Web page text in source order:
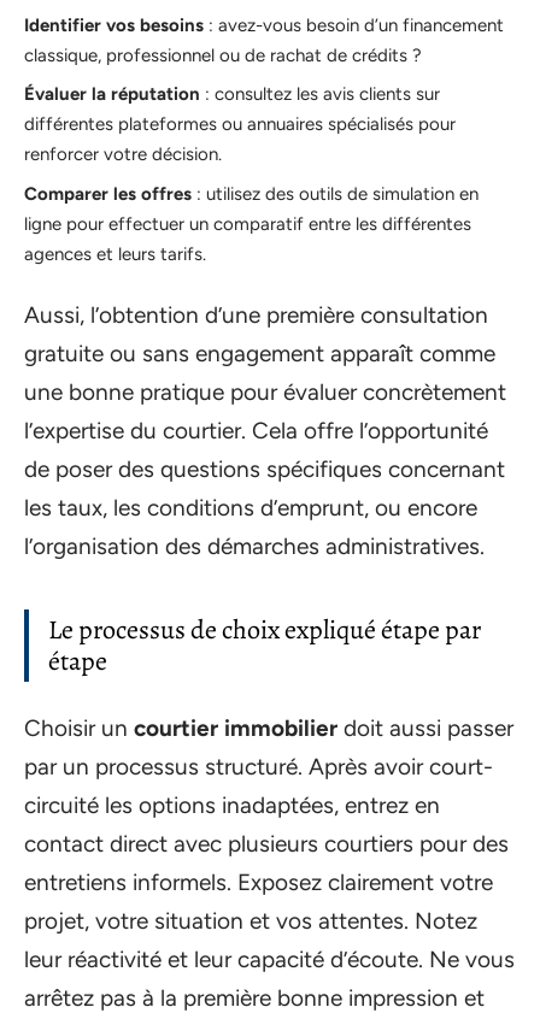
Identifier vos besoins : avez-vous besoin d’un financement
classique, professionnel ou de rachat de crédits ?
Évaluer la réputation : consultez les avis clients sur
différentes plateformes ou annuaires spécialisés pour
renforcer votre décision.
Comparer les offres : utilisez des outils de simulation en
ligne pour effectuer un comparatif entre les différentes
agences et leurs tarifs.
Aussi, l’obtention d’une première consultation
gratuite ou sans engagement apparaît comme
une bonne pratique pour évaluer concrètement
l’expertise du courtier. Cela offre l’opportunité
de poser des questions spécifiques concernant
les taux, les conditions d’emprunt, ou encore
l’organisation des démarches administratives.
Le processus de choix expliqué étape par
étape
Choisir un courtier immobilier doit aussi passer
par un processus structuré. Après avoir court-
circuité les options inadaptées, entrez en
contact direct avec plusieurs courtiers pour des
entretiens informels. Exposez clairement votre
projet, votre situation et vos attentes. Notez
leur réactivité et leur capacité d’écoute. Ne vous
arrêtez pas à la première bonne impression et